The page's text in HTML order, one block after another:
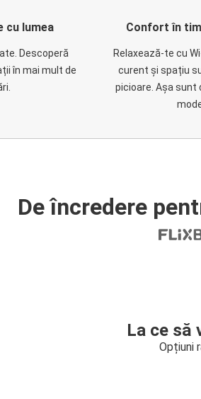
cu lumea
Descoperă
în mai mult de
Confort în
Relaxează-te cu
curent și spațiu
picioare. Așa
De încredere
La ce să
Opțiuni